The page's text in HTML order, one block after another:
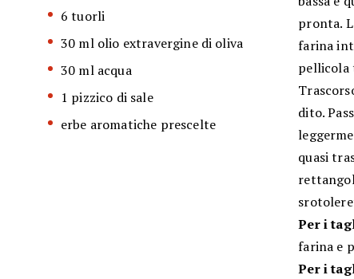
6 tuorli
30 ml olio extravergine di oliva
30 ml acqua
1 pizzico di sale
erbe aromatiche prescelte
pronta.
farina
pellicola
dito.
quasi
Per i
farina e
Per i